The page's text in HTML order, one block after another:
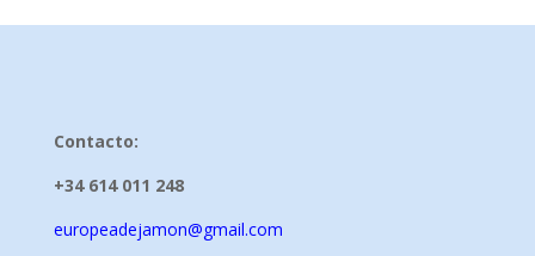
Contacto:
+34 614 011 248
europeadejamon@gmail.com